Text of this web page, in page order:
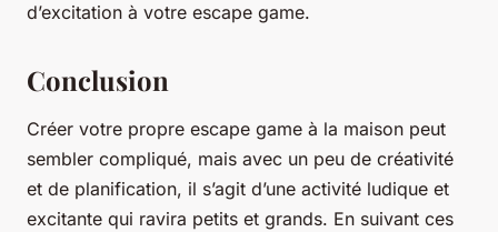
d’excitation à votre escape game.
Conclusion
Créer votre propre escape game à la maison peut
sembler compliqué, mais avec un peu de créativité
et de planification, il s’agit d’une activité ludique et
excitante qui ravira petits et grands. En suivant ces